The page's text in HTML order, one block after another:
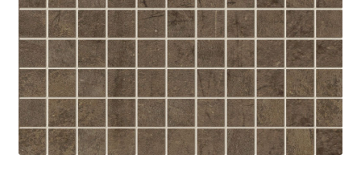
Informatii
Plata si Livrare
Politică de confidențialitate
Politica de cookie